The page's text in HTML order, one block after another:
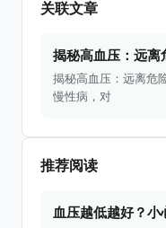
关联文章
揭秘高血压：远离
揭秘高血压：远离危
慢性病，对
推荐阅读
血压越低越好？小